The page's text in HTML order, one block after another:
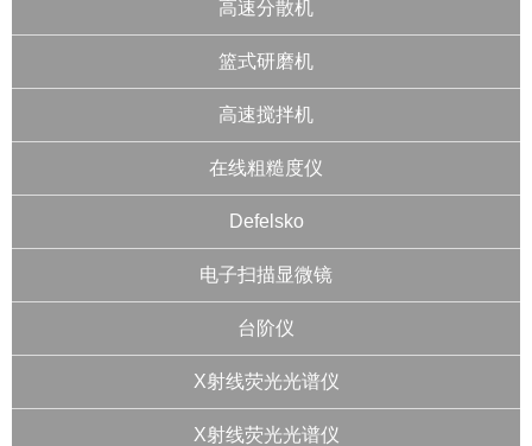
高速分散机
篮式研磨机
高速搅拌机
在线粗糙度仪
Defelsko
电子扫描显微镜
台阶仪
X射线荧光光谱仪
X射线荧光光谱仪